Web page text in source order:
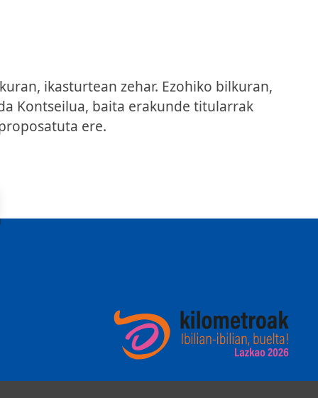
ikasturtean zehar. Ezohiko bilkuran,
Kontseilua, baita erakunde titularrak
ere.